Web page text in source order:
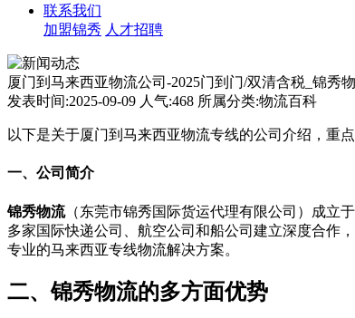
联系我们
加盟锦秀 人才招聘
厦门到马来西亚物流公司-2025门到门/双清含税_锦秀
发表时间:2025-09-09 人气:468 所属分类:物流百科
以下是关于厦门到马来西亚物流专线的公司介绍，重
一、公司简介
锦秀物流（东莞市锦秀国际货运代理有限公司）成立
多家国际快递公司、航空公司和船公司建立深度合作
专业的马来西亚专线物流解决方案。
二、锦秀物流的多方面优势